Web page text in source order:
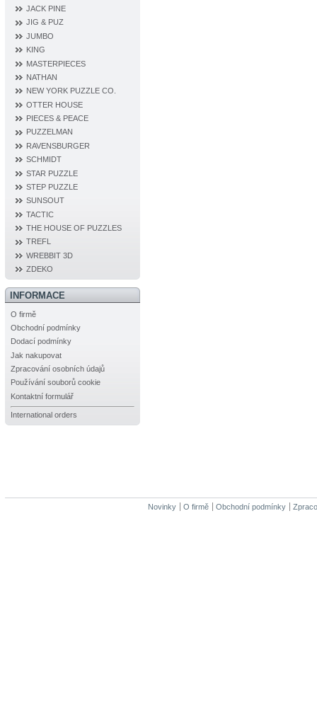
JACK PINE
JIG & PUZ
JUMBO
KING
MASTERPIECES
NATHAN
NEW YORK PUZZLE CO.
OTTER HOUSE
PIECES & PEACE
PUZZELMAN
RAVENSBURGER
SCHMIDT
STAR PUZZLE
STEP PUZZLE
SUNSOUT
TACTIC
THE HOUSE OF PUZZLES
TREFL
WREBBIT 3D
ZDEKO
INFORMACE
O firmě
Obchodní podmínky
Dodací podmínky
Jak nakupovat
Zpracování osobních údajů
Používání souborů cookie
Kontaktní formulář
International orders
Novinky O firmě Obchodní podmínky